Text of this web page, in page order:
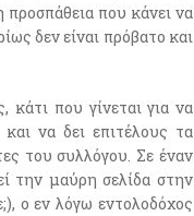
προσπάθεια που κάνει να
δεν είναι πρόβατο και
που γίνεται για να
να δει επιτέλους τα
του συλλόγου. Σε έναν
την μαύρη σελίδα στην
ο εν λόγω εντολοδόχος